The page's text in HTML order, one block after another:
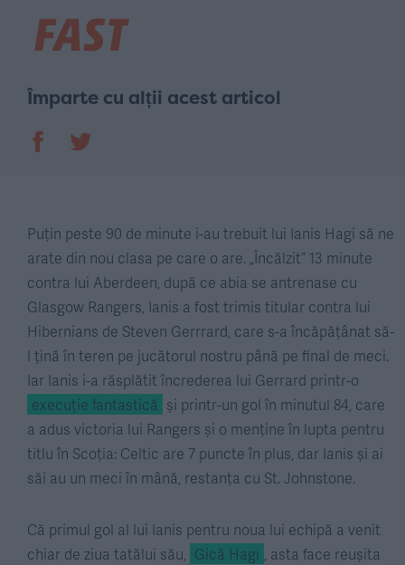
Împarte cu alții acest articol
Puțin peste 90 de minute i-au trebuit lui Ianis Hagi să ne
arate din nou clasa pe care o are. „Încălzit” 13 minute
contra lui Aberdeen, după ce abia se antrenase cu
Glasgow Rangers, Ianis a fost trimis titular contra lui
Hibernians de Steven Gerrrard, care s-a încăpățânat să-
l țină în teren pe jucătorul nostru până pe final de meci.
Iar Ianis i-a răsplătit încrederea lui Gerrard printr-o
execuție fantastică și printr-un gol în minutul 84, care
a adus victoria lui Rangers și o menține în lupta pentru
titlu în Scoția: Celtic are 7 puncte în plus, dar Ianis și ai
săi au un meci în mână, restanța cu St. Johnstone.
Că primul gol al lui Ianis pentru noua lui echipă a venit
chiar de ziua tatălui său, Gică Hagi , asta face reușita